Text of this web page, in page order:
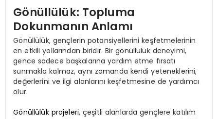
Gönüllülük: Topluma
Dokunmanın Anlamı
Gönüllülük, gençlerin potansiyellerini keşfetmelerinin
en etkili yollarından biridir. Bir gönüllülük deneyimi,
gence sadece başkalarına yardım etme fırsatı
sunmakla kalmaz, aynı zamanda kendi yeteneklerini,
değerlerini ve ilgi alanlarını keşfetmesine de yardımcı
olur.
Gönüllülük projeleri, çeşitli alanlarda gençlere katılım